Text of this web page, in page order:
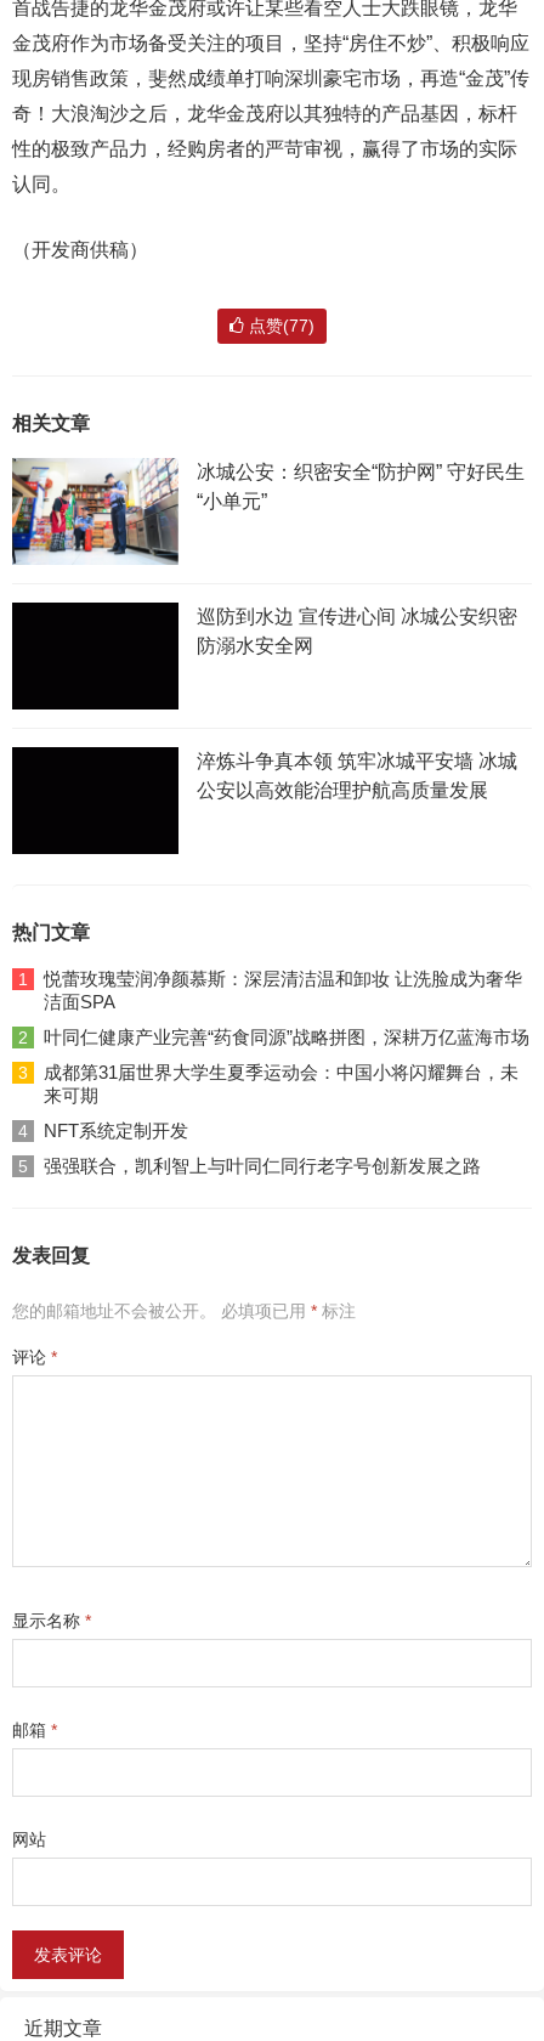
首战告捷的龙华金茂府或许让某些看空人士大跌眼镜，龙华
金茂府作为市场备受关注的项目，坚持“房住不炒”、积极响应
现房销售政策，斐然成绩单打响深圳豪宅市场，再造“金茂”传
奇！大浪淘沙之后，龙华金茂府以其独特的产品基因，标杆
性的极致产品力，经购房者的严苛审视，赢得了市场的实际
认同。
（开发商供稿）
点赞(77)
相关文章
冰城公安：织密安全“防护网” 守好民生
“小单元”
巡防到水边 宣传进心间 冰城公安织密
防溺水安全网
淬炼斗争真本领 筑牢冰城平安墙 冰城
公安以高效能治理护航高质量发展
热门文章
1
悦蕾玫瑰莹润净颜慕斯：深层清洁温和卸妆 让洗脸成为奢华
洁面SPA
2 叶同仁健康产业完善“药食同源”战略拼图，深耕万亿蓝海市场
3
成都第31届世界大学生夏季运动会：中国小将闪耀舞台，未
来可期
4 NFT系统定制开发
5 强强联合，凯利智上与叶同仁同行老字号创新发展之路
发表回复
您的邮箱地址不会被公开。 必填项已用 * 标注
评论 *
显示名称 *
邮箱 *
网站
近期文章